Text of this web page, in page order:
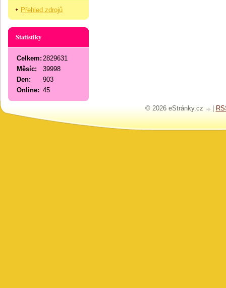
Přehled zdrojů
Statistiky
Online: 45
Celkem: 2829631
Měsíc:
39998
Den:
903
© 2026 eStránky.cz